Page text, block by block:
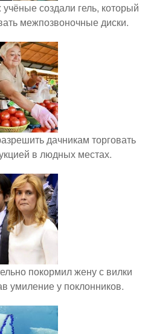
создали гель, который
межпозвоночные диски.
дачникам торговать
в людных местах.
покормил жену с вилки
умиление у поклонников.